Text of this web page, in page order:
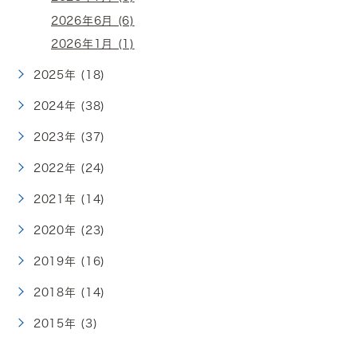
2026年6月 (6)
2026年1月 (1)
2025年 (18)
2024年 (38)
2023年 (37)
2022年 (24)
2021年 (14)
2020年 (23)
2019年 (16)
2018年 (14)
2015年 (3)